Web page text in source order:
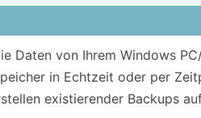
Daten von Ihrem Windows
in Echtzeit oder per
existierender Backups